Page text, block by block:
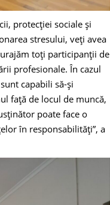
protecției sociale și
stresului, veți avea
toți participanții de
profesionale. În cazul
capabili să-și
față de locul de muncă,
poate face o
în responsabilități”, a